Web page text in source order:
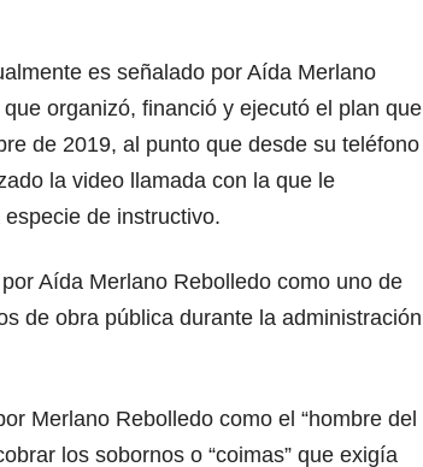
es señalado por Aída Merlano
organizó, financió y ejecutó el plan que
de 2019, al punto que desde su teléfono
la video llamada con la que le
de instructivo.
Aída Merlano Rebolledo como uno de
de obra pública durante la administración
Merlano Rebolledo como el “hombre del
los sobornos o “coimas” que exigía